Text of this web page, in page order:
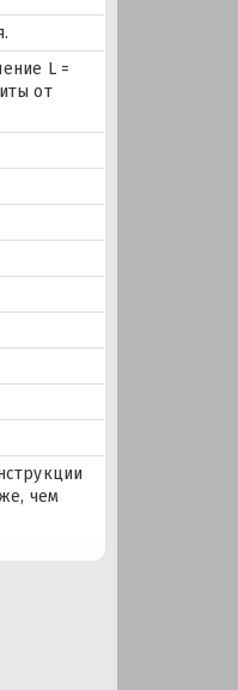
L =
от
чем